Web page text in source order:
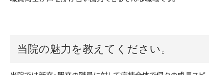
当院の魅力を教えてください。